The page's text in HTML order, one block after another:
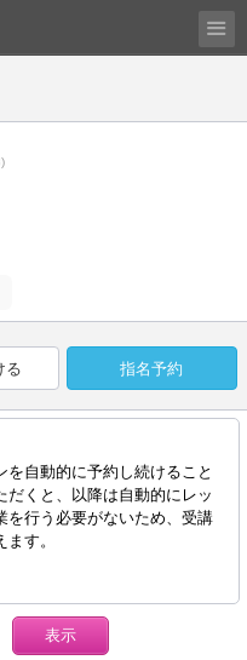
る 指名予約
自動的に予約し続けること
くと、以降は自動的にレッ
を行う必要がないため、受講
す。